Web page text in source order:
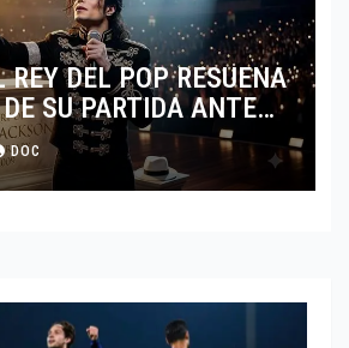
REY DEL POP RESUENA
SU PARTIDA ANTE
DE SU BIOPIC EN
DOC